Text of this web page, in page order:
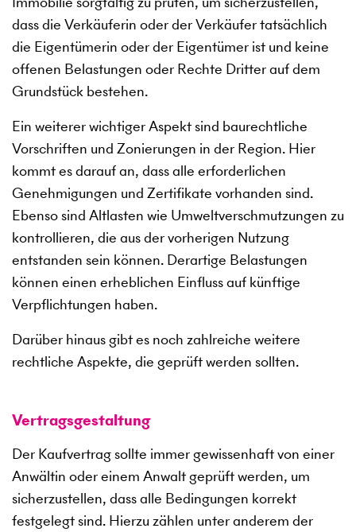
dass die Verkäuferin oder der Verkäufer tatsächlich
die Eigentümerin oder der Eigentümer ist und keine
offenen Belastungen oder Rechte Dritter auf dem
Grundstück bestehen.
Ein weiterer wichtiger Aspekt sind baurechtliche
Vorschriften und Zonierungen in der Region. Hier
kommt es darauf an, dass alle erforderlichen
Genehmigungen und Zertifikate vorhanden sind.
Ebenso sind Altlasten wie Umweltverschmutzungen zu
kontrollieren, die aus der vorherigen Nutzung
entstanden sein können. Derartige Belastungen
können einen erheblichen Einfluss auf künftige
Verpflichtungen haben.
Darüber hinaus gibt es noch zahlreiche weitere
rechtliche Aspekte, die geprüft werden sollten.
Vertragsgestaltung
Der Kaufvertrag sollte immer gewissenhaft von einer
Anwältin oder einem Anwalt geprüft werden, um
sicherzustellen, dass alle Bedingungen korrekt
festgelegt sind. Hierzu zählen unter anderem der